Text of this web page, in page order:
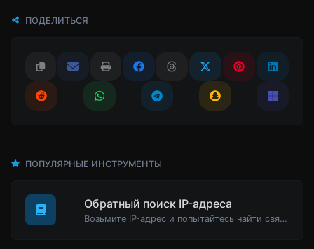
ПОДЕЛИТЬСЯ
ПОПУЛЯРНЫЕ ИНСТРУМЕНТЫ
Обратный поиск IP-адреса
Возьмите IP-адрес и попытайтесь найти связанный с ним домен/хост.